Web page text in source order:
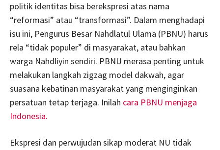
politik identitas bisa berekspresi atas nama
“reformasi” atau “transformasi”. Dalam menghadapi
isu ini, Pengurus Besar Nahdlatul Ulama (PBNU) harus
rela “tidak populer” di masyarakat, atau bahkan
warga Nahdliyin sendiri. PBNU merasa penting untuk
melakukan langkah zigzag model dakwah, agar
suasana kebatinan masyarakat yang menginginkan
persatuan tetap terjaga. Inilah cara PBNU menjaga
Indonesia.
Ekspresi dan perwujudan sikap moderat NU tidak